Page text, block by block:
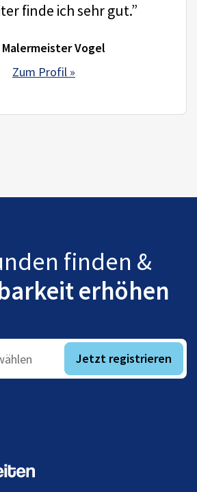
finde ich sehr gut.”
Malermeister Vogel
Zum Profil »
finden &
erhöhen
Jetzt registrieren